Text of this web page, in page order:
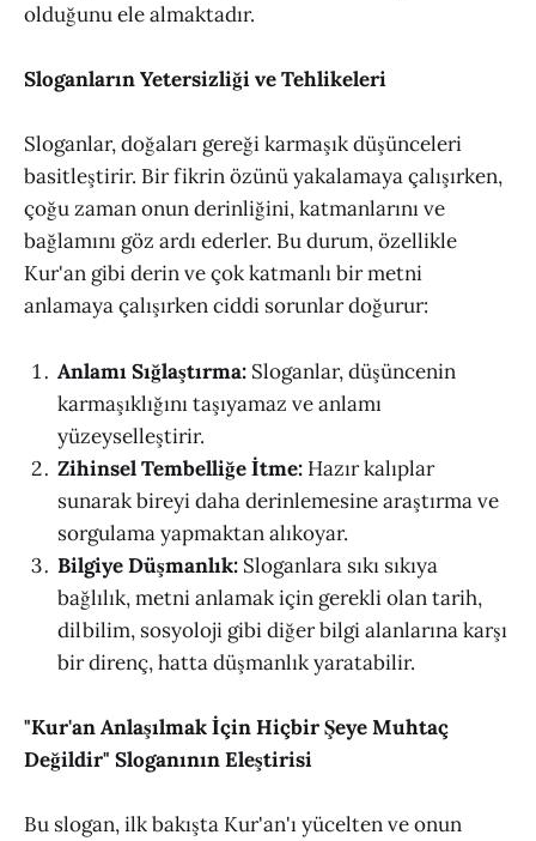
olduğunu ele almaktadır.
Sloganların Yetersizliği ve Tehlikeleri
Sloganlar, doğaları gereği karmaşık düşünceleri
basitleştirir. Bir fikrin özünü yakalamaya çalışırken,
çoğu zaman onun derinliğini, katmanlarını ve
bağlamını göz ardı ederler. Bu durum, özellikle
Kur'an gibi derin ve çok katmanlı bir metni
anlamaya çalışırken ciddi sorunlar doğurur:
Anlamı Sığlaştırma: Sloganlar, düşüncenin
karmaşıklığını taşıyamaz ve anlamı
yüzeyselleştirir.
Zihinsel Tembelliğe İtme: Hazır kalıplar
sunarak bireyi daha derinlemesine araştırma ve
sorgulama yapmaktan alıkoyar.
Bilgiye Düşmanlık: Sloganlara sıkı sıkıya
bağlılık, metni anlamak için gerekli olan tarih,
dilbilim, sosyoloji gibi diğer bilgi alanlarına karşı
bir direnç, hatta düşmanlık yaratabilir.
"Kur'an Anlaşılmak İçin Hiçbir Şeye Muhtaç
Değildir" Sloganının Eleştirisi
Bu slogan, ilk bakışta Kur'an'ı yücelten ve onun